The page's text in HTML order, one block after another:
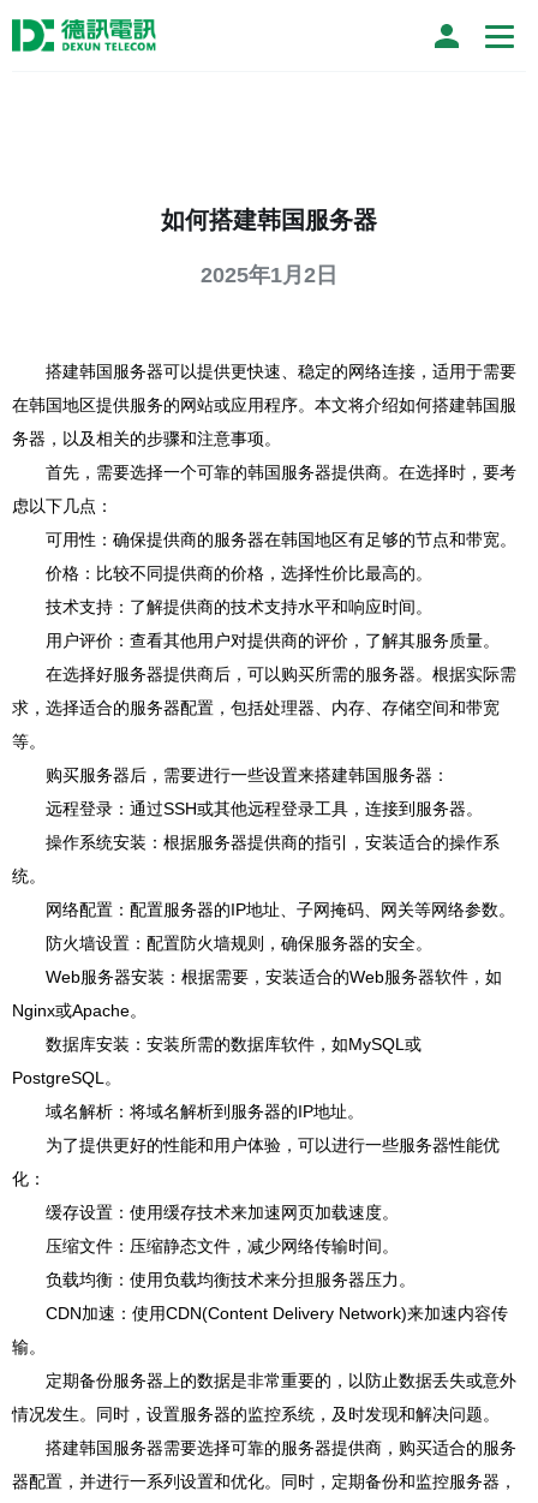
如何搭建韩国服务器
2025年1月2日
搭建韩国服务器可以提供更快速、稳定的网络连接，适用于需要
在韩国地区提供服务的网站或应用程序。本文将介绍如何搭建韩国服
务器，以及相关的步骤和注意事项。
首先，需要选择一个可靠的韩国服务器提供商。在选择时，要考
虑以下几点：
可用性：确保提供商的服务器在韩国地区有足够的节点和带宽。
价格：比较不同提供商的价格，选择性价比最高的。
技术支持：了解提供商的技术支持水平和响应时间。
用户评价：查看其他用户对提供商的评价，了解其服务质量。
在选择好服务器提供商后，可以购买所需的服务器。根据实际需
求，选择适合的服务器配置，包括处理器、内存、存储空间和带宽
等。
购买服务器后，需要进行一些设置来搭建韩国服务器：
远程登录：通过SSH或其他远程登录工具，连接到服务器。
操作系统安装：根据服务器提供商的指引，安装适合的操作系
统。
网络配置：配置服务器的IP地址、子网掩码、网关等网络参数。
防火墙设置：配置防火墙规则，确保服务器的安全。
Web服务器安装：根据需要，安装适合的Web服务器软件，如
Nginx或Apache。
数据库安装：安装所需的数据库软件，如MySQL或
PostgreSQL。
域名解析：将域名解析到服务器的IP地址。
为了提供更好的性能和用户体验，可以进行一些服务器性能优
化：
缓存设置：使用缓存技术来加速网页加载速度。
压缩文件：压缩静态文件，减少网络传输时间。
负载均衡：使用负载均衡技术来分担服务器压力。
CDN加速：使用CDN(Content Delivery Network)来加速内容传
输。
定期备份服务器上的数据是非常重要的，以防止数据丢失或意外
情况发生。同时，设置服务器的监控系统，及时发现和解决问题。
搭建韩国服务器需要选择可靠的服务器提供商，购买适合的服务
器配置，并进行一系列设置和优化。同时，定期备份和监控服务器，